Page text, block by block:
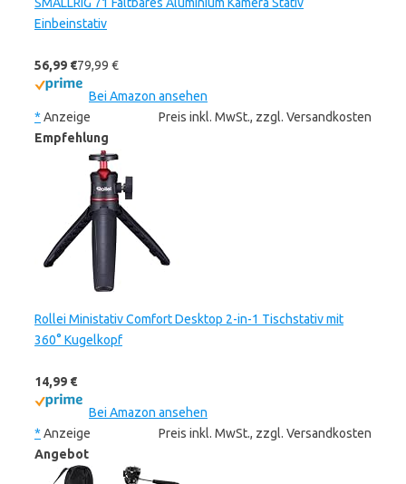
Einbeinstativ
56,99 €79,99 €
Bei Amazon ansehen
* Anzeige
Preis inkl. MwSt., zzgl. Versandkosten
Empfehlung
Rollei Ministativ Comfort Desktop 2-in-1 Tischstativ mit
360° Kugelkopf
14,99 €
Bei Amazon ansehen
* Anzeige
Preis inkl. MwSt., zzgl. Versandkosten
Angebot